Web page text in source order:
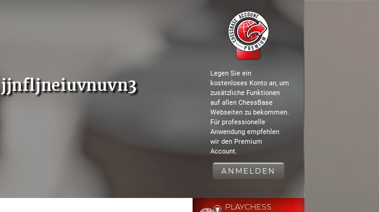
jjnfljneiuvnuvn3
Legen Sie ein
kostenloses Konto an, um
zusätzliche Funktionen
auf allen ChessBase
Webseiten zu bekommen.
Für professionelle
Anwendung empfehlen
wir den Premium
Account.
ANMELDEN
PLAYCHESS